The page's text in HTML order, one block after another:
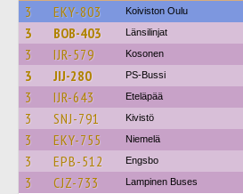
3 EKY-803 Koiviston Oulu
3 BOB-403 Länsilinjat
3 IJR-579 Kosonen
3 JIJ-280 PS-Bussi
3 IJR-643 Eteläpää
3 SNJ-791 Kivistö
3 EKY-755 Niemelä
3 EPB-512 Engsbo
3 CJZ-733 Lampinen Buses